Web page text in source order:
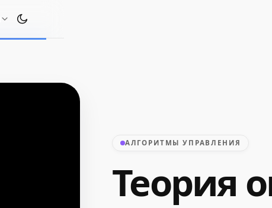
Переключить тему оформления
АЛГОРИТМЫ УПРАВЛЕНИЯ
Теория